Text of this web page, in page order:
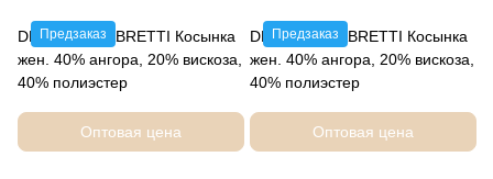
Предзаказ
DLIF69-13 FABRETTI Косынка
жен. 40% ангора, 20% вискоза,
40% полиэстер
Оптовая цена
Предзаказ
DLIF69-12 FABRETTI Косынка
жен. 40% ангора, 20% вискоза,
40% полиэстер
Оптовая цена